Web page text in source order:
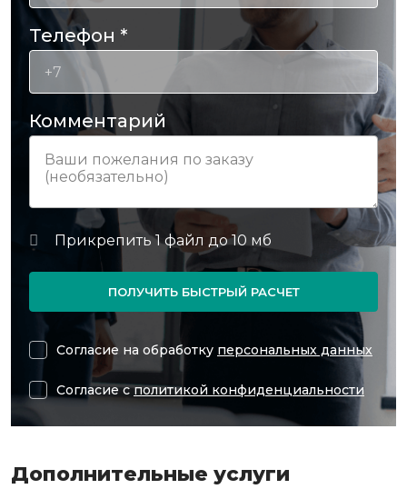
Телефон *
Комментарий
ПОЛУЧИТЬ БЫСТРЫЙ РАСЧЕТ
Согласие на обработку персональных данных
Согласие сполитикой конфиденциальности
Дополнительные услуги